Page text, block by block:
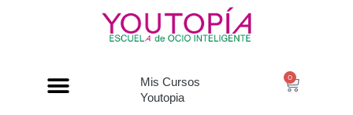
Mis Cursos
Youtopia
0